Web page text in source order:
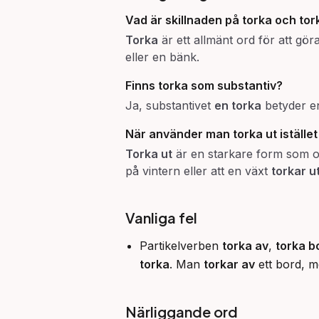
Vad är skillnaden på torka och
Torka är ett allmänt ord för att
eller en bänk.
Finns torka som substantiv?
Ja, substantivet en torka betyder
När använder man torka ut
Torka ut är en starkare form som
på vintern eller att en växt torkar
Vanliga fel
Partikelverben torka av, torka
torka. Man torkar av ett bord,
Närliggande ord